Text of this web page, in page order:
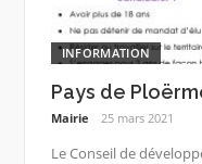
INFORMATION
Pays de
Mairie 25 mars 2021
Le Conseil de